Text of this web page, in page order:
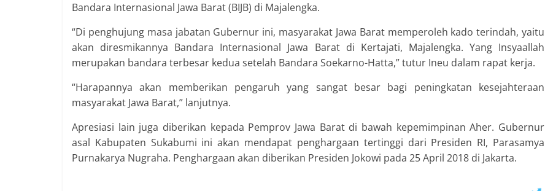
Bandara Internasional Jawa Barat (BIJB) di Majalengka.
“Di penghujung masa jabatan Gubernur ini, masyarakat Jawa Barat memperoleh kado terindah, yaitu
akan diresmikannya Bandara Internasional Jawa Barat di Kertajati, Majalengka. Yang Insyaallah
merupakan bandara terbesar kedua setelah Bandara Soekarno-Hatta,” tutur Ineu dalam rapat kerja.
“Harapannya akan memberikan pengaruh yang sangat besar bagi peningkatan kesejahteraan
masyarakat Jawa Barat,” lanjutnya.
Apresiasi lain juga diberikan kepada Pemprov Jawa Barat di bawah kepemimpinan Aher. Gubernur
asal Kabupaten Sukabumi ini akan mendapat penghargaan tertinggi dari Presiden RI, Parasamya
Purnakarya Nugraha. Penghargaan akan diberikan Presiden Jokowi pada 25 April 2018 di Jakarta.